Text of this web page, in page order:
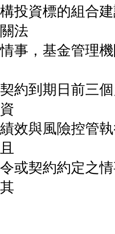
投資標的組合
法
事，基金管理
約到期日前三
效與風險控管
或契約約定之